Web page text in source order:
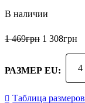
В наличии
1 469грн 1 308грн
РАЗМЕР EU: 4
Таблица размеров